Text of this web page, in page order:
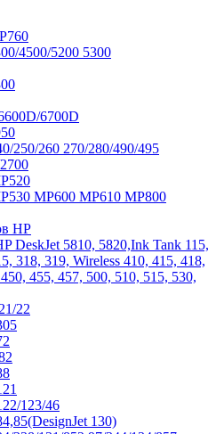
4500/5200 5300
6700D
250/260 270/280/490/495
MP600 MP610 MP800
HP
DeskJet 5810, 5820,Ink Tank 115,
318, 319, Wireless 410, 415, 418,
455, 457, 500, 510, 515, 530,
22
123/46
130)